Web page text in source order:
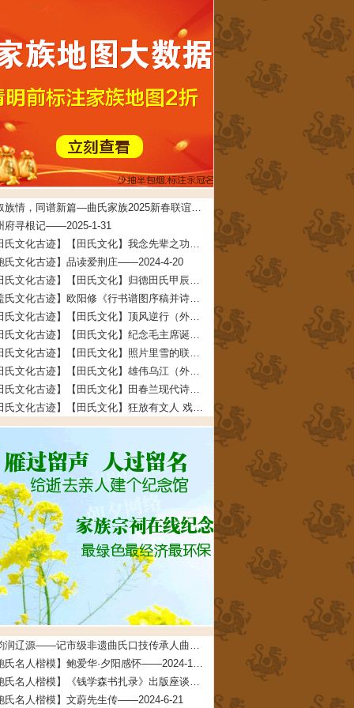
共叙族情，同谱新篇—曲氏家族2025新春联谊会在牟平圆满举办——2025-5-7
府寻根记——2025-1-31
【田氏文化古迹】【田氏文化】我念先辈之功德 文/田启礼——2024-4-22
氏文化古迹】品读爱荆庄——2024-4-20
【田氏文化古迹】【田氏文化】归德田氏甲辰年清明团圆拜祖大典拜祖文——2024-4-11
【盖氏文化古迹】欧阳修《行书谱图序稿并诗》——2024-2-7
【田氏文化古迹】【田氏文化】顶风逆行（外五首） 文/田春兰——2024-2-3
【田氏文化古迹】【田氏文化】纪念毛主席诞辰一百三十周年 文/田仁刚——2023-12-27
【田氏文化古迹】【田氏文化】照片里雪的联想（附：田承堂读后感）文/田先奇——2023-12-23
【田氏文化古迹】【田氏文化】雄伟乌江（外五首） 文/田福宏——2023-12-5
【田氏文化古迹】【田氏文化】田春兰现代诗四首 文/田春兰——2023-11-30
【田氏文化古迹】【田氏文化】狂放有文人 戏说多潦倒 文/田先奇——2023-11-24
曲韵润辽源——记市级非遗曲氏口技传承人曲道德——2026-4-24
【鲍氏名人楷模】鲍爱华·夕阳感怀——2024-10-24
【鲍氏名人楷模】《钱学森书扎录》出版座谈会上 鲍世行教授的发言摘要——2024-6-21
氏名人楷模】文蔚先生传——2024-6-21